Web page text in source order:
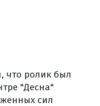
что ролик был
"Десна"
сил